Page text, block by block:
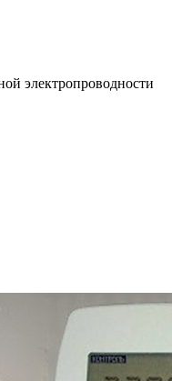
электропроводности